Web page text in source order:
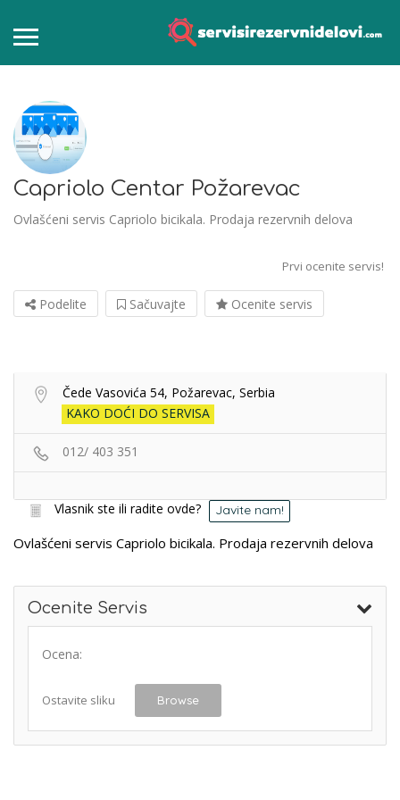
Capriolo Centar Požarevac
Ovlašćeni servis Capriolo bicikala. Prodaja rezervnih delova
Prvi ocenite servis!
Podelite Sačuvajte Ocenite servis
Čede Vasovića 54, Požarevac, Serbia
KAKO DOĆI DO SERVISA
012/ 403 351
Vlasnik ste ili radite ovde? Javite nam!
Ovlašćeni servis Capriolo bicikala. Prodaja rezervnih delova
Ocenite Servis
Ocena:
Ostavite sliku Browse